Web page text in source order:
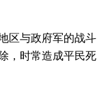
与政府军的战斗
，时常造成平民死